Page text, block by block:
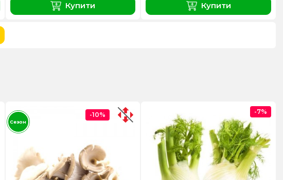
Купити Купити
-10%
Сезон
-7%